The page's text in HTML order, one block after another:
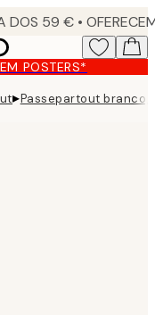
POSTERS*
▸Passepartout branco,